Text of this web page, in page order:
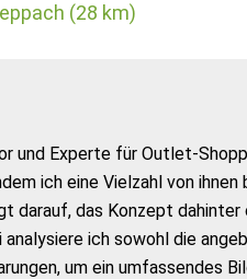
(28 km)
und Experte für Outlet-
ich eine Vielzahl von
darauf, das Konzept
analysiere ich sowohl die
um ein umfassendes